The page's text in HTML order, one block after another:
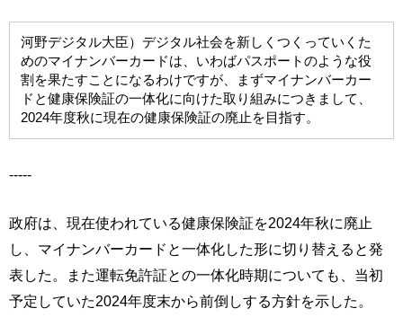
河野デジタル大臣）デジタル社会を新しくつくっていくた
めのマイナンバーカードは、いわばパスポートのような役
割を果たすことになるわけですが、まずマイナンバーカー
ドと健康保険証の一体化に向けた取り組みにつきまして、
2024年度秋に現在の健康保険証の廃止を目指す。
-----
政府は、現在使われている健康保険証を2024年秋に廃止
し、マイナンバーカードと一体化した形に切り替えると発
表した。また運転免許証との一体化時期についても、当初
予定していた2024年度末から前倒しする方針を示した。